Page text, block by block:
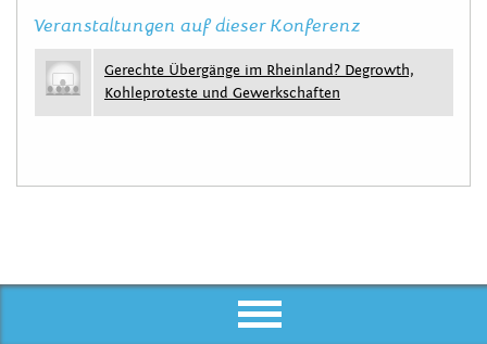
Veranstaltungen auf dieser Konferenz
Gerechte Übergänge im Rheinland? Degrowth,
Kohleproteste und Gewerkschaften